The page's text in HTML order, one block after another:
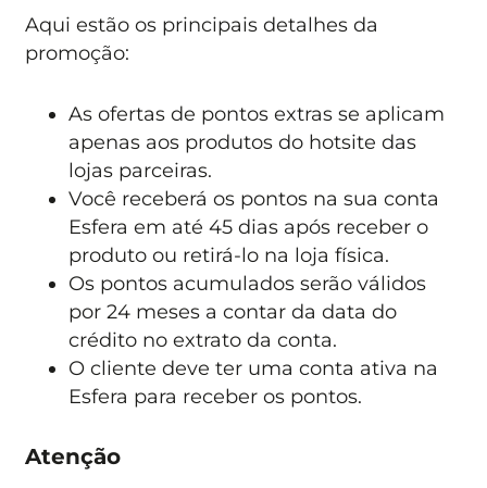
Aqui estão os principais detalhes da
promoção:
As ofertas de pontos extras se aplicam
apenas aos produtos do hotsite das
lojas parceiras.
Você receberá os pontos na sua conta
Esfera em até 45 dias após receber o
produto ou retirá-lo na loja física.
Os pontos acumulados serão válidos
por 24 meses a contar da data do
crédito no extrato da conta.
O cliente deve ter uma conta ativa na
Esfera para receber os pontos.
Atenção